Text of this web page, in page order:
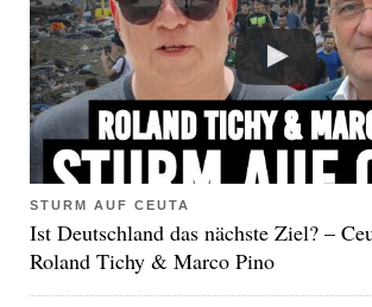
STURM AUF CEUTA
Ist Deutschland das nächste Ziel? –
Roland Tichy & Marco Pino